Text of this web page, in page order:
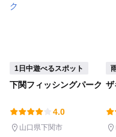
釣り
潮干狩り
1日中遊べるスポット
下関フィッシングパーク
4.0
山口県下関市
ザ